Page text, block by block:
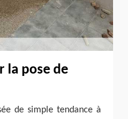
la pose de
de simple tendance à